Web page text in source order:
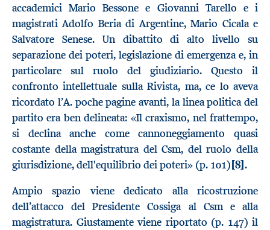
accademici Mario Bessone e Giovanni Tarello e i
magistrati Adolfo Beria di Argentine, Mario Cicala e
Salvatore Senese. Un dibattito di alto livello su
separazione dei poteri, legislazione di emergenza e, in
particolare sul ruolo del giudiziario. Questo il
confronto intellettuale sulla Rivista, ma, ce lo aveva
ricordato l’A. poche pagine avanti, la linea politica del
partito era ben delineata: «Il craxismo, nel frattempo,
si declina anche come cannoneggiamento quasi
costante della magistratura del Csm, del ruolo della
giurisdizione, dell'equilibrio dei poteri» (p. 101)[8].
Ampio spazio viene dedicato alla ricostruzione
dell’attacco del Presidente Cossiga al Csm e alla
magistratura. Giustamente viene riportato (p. 147) il